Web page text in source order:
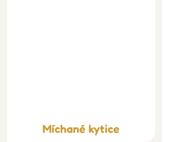
Míchané kytice